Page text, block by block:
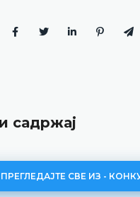
садржај
ПРЕГЛЕДАЈТЕ СВЕ ИЗ -